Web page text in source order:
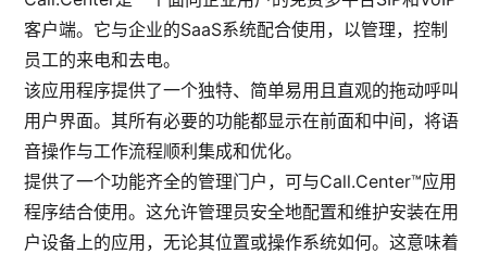
客户端。它与企业的SaaS系统配合使用，以管理，控制
员工的来电和去电。
该应用程序提供了一个独特、简单易用且直观的拖动呼叫
用户界面。其所有必要的功能都显示在前面和中间，将语
音操作与工作流程顺利集成和优化。
提供了一个功能齐全的管理门户，可与Call.Center™应用
程序结合使用。这允许管理员安全地配置和维护安装在用
户设备上的应用，无论其位置或操作系统如何。这意味着